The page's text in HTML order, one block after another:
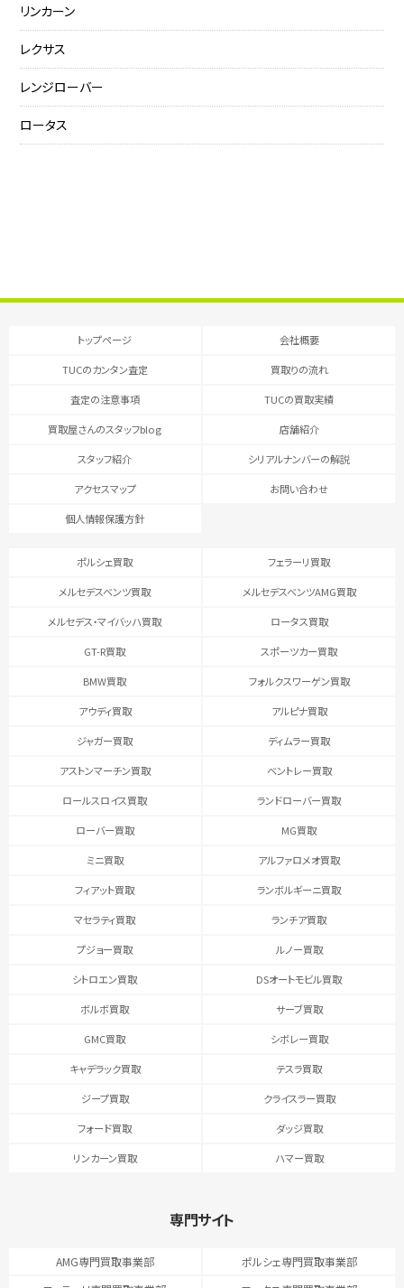
リンカーン
レクサス
レンジローバー
ロータス
トップページ 会社概要
TUCのカンタン査定 買取りの流れ
査定の注意事項 TUCの買取実績
買取屋さんのスタッフblog 店舗紹介
スタッフ紹介 シリアルナンバーの解説
アクセスマップ お問い合わせ
個人情報保護方針
ポルシェ買取 フェラーリ買取
メルセデスベンツ買取 メルセデスベンツAMG買取
メルセデス・マイバッハ買取 ロータス買取
GT-R買取 スポーツカー買取
BMW買取 フォルクスワーゲン買取
アウディ買取 アルピナ買取
ジャガー買取 ディムラー買取
アストンマーチン買取 ベントレー買取
ロールスロイス買取 ランドローバー買取
ローバー買取 MG買取
ミニ買取 アルファロメオ買取
フィアット買取 ランボルギーニ買取
マセラティ買取 ランチア買取
プジョー買取 ルノー買取
シトロエン買取 DSオートモビル買取
ボルボ買取 サーブ買取
GMC買取 シボレー買取
キャデラック買取 テスラ買取
ジープ買取 クライスラー買取
フォード買取 ダッジ買取
リンカーン買取 ハマー買取
専門サイト
AMG専門買取事業部
ポルシェ専門買取事業部